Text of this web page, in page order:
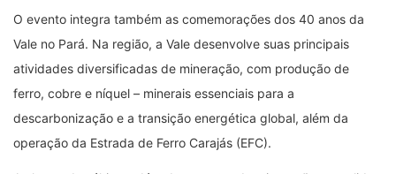
O evento integra também as comemorações dos 40 anos da
Vale no Pará. Na região, a Vale desenvolve suas principais
atividades diversificadas de mineração, com produção de
ferro, cobre e níquel – minerais essenciais para a
descarbonização e a transição energética global, além da
operação da Estrada de Ferro Carajás (EFC).